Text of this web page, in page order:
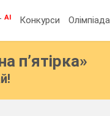
AI Конкурси Олімпіада
п’ятірка»